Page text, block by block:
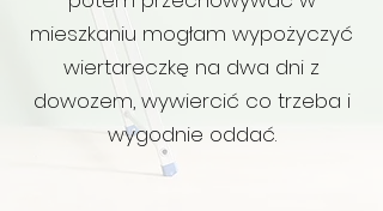
mieszkaniu mogłam wypożyczyć
wiertareczkę na dwa dni z
dowozem, wywiercić co trzeba i
wygodnie oddać.